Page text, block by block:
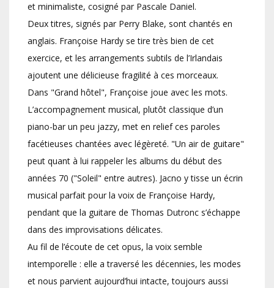
et minimaliste, cosigné par Pascale Daniel.
Deux titres, signés par Perry Blake, sont chantés en
anglais. Françoise Hardy se tire très bien de cet
exercice, et les arrangements subtils de l’Irlandais
ajoutent une délicieuse fragilité à ces morceaux.
Dans "Grand hôtel", Françoise joue avec les mots.
L’accompagnement musical, plutôt classique d’un
piano-bar un peu jazzy, met en relief ces paroles
facétieuses chantées avec légèreté. "Un air de guitare"
peut quant à lui rappeler les albums du début des
années 70 ("Soleil" entre autres). Jacno y tisse un écrin
musical parfait pour la voix de Françoise Hardy,
pendant que la guitare de Thomas Dutronc s’échappe
dans des improvisations délicates.
Au fil de l’écoute de cet opus, la voix semble
intemporelle : elle a traversé les décennies, les modes
et nous parvient aujourd’hui intacte, toujours aussi